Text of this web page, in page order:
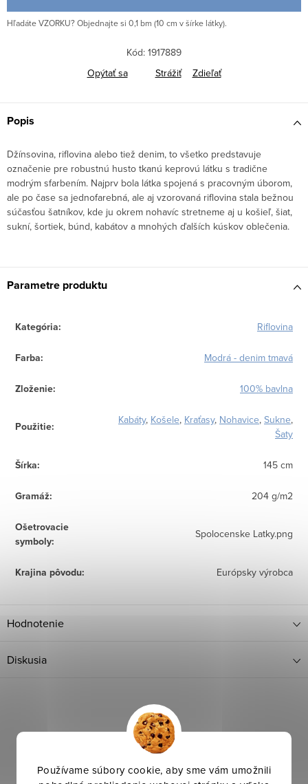
Používame súbory cookie, aby sme vám umožnili
Hľadáte VZORKU? Objednajte si 0,1 bm (10 cm v šírke látky).
Kód: 1917889
Opýtať sa
Strážiť Zdieľať
Popis
Džínsovina, riflovina alebo tiež denim, to všetko predstavuje
označenie pre robustnú husto tkanú keprovú látku s tradične
modrým sfarbením. Najprv bola látka spojená s pracovným úborom,
ale po čase sa jednofarebná, ale aj vzorovaná riflovina stala bežnou
súčasťou šatníkov, kde ju okrem nohavíc stretneme aj u košieľ, šiat,
sukní, šortiek, búnd, kabátov a mnohých ďalších kúskov oblečenia.
Parametre produktu
Kategória: Riflovina
Farba: Modrá - denim tmavá
Zloženie: 100% bavlna
Použitie: Kabáty, Košele, Kraťasy, Nohavice, Sukne,
Šaty
Šírka: 145 cm
Gramáž: 204 g/m2
Ošetrovacie
symboly:
Spolocenske Latky.png
Krajina pôvodu: Európsky výrobca
Hodnotenie
Diskusia